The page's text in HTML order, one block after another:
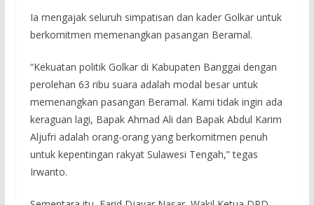
Ia mengajak seluruh simpatisan dan kader Golkar untuk
berkomitmen memenangkan pasangan Beramal.
“Kekuatan politik Golkar di Kabupaten Banggai dengan
perolehan 63 ribu suara adalah modal besar untuk
memenangkan pasangan Beramal. Kami tidak ingin ada
keraguan lagi, Bapak Ahmad Ali dan Bapak Abdul Karim
Aljufri adalah orang-orang yang berkomitmen penuh
untuk kepentingan rakyat Sulawesi Tengah,” tegas
Irwanto.